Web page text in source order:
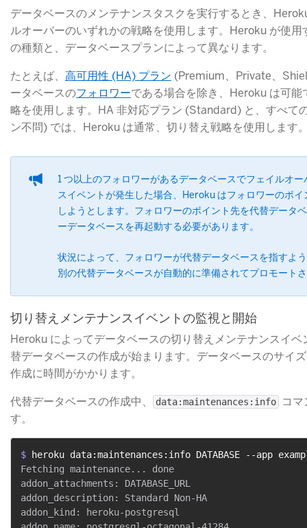
データベースのメンテナンスタスクを実行するとき、
ルオーバーのいずれかの戦略を使用します。Heroku が使
の種類と、データベースプランによって異なります。
たとえば、 高可用性 (HA) プラン (Premium、Private、
ータベースのフォロワーである場合を除き、Heroku は可
略を使用します。HA 非対応プラン (Standard) と、すべて
ン不問) では、Heroku は通常、切り替え戦略を使用します
1 つ以上のフォロワーがあるデータベースでフェイルオ
スイベントが発生した場合、Heroku はフォロワーのポ
しようとします。フォロワーのポイント先を代替データ
ーデータベースを再起動する必要があります。
状況によって、フォロワーが代替データベースを指すよ
別の代替データベースが自動的に準備されてプロモート
切り替えメンテナンスイベントの監視と開始
Heroku によってデータベースの切り替えメンテナンスイ
替データベースの作成が始まります。データベースのサイ
作成に時間がかかります。
代替データベースの作成中、
data:maintenances:info
コ
す。
$
heroku data:maintenances:info DATABASE --app
Fetching maintenance... done
addon_attachments: DATABASE_URL
addon_description: Standard Non-HA
addon_kind: heroku-postgresql